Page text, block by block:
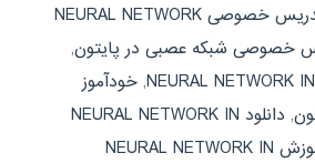
تدریس خصوصی NEURAL NETWORK
خصوصی شبکه عصبی در پایتون,
, خودآموز
,
دانلود NEURAL NETWORK IN
دانلود آموزش NEURAL NETWORK IN